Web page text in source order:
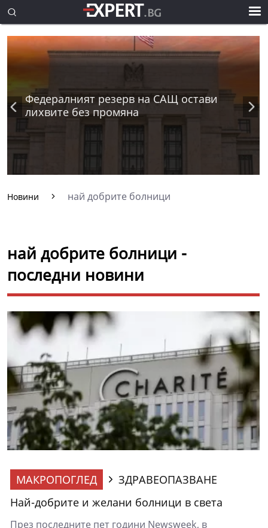
Федералният резерв на САЩ остави
лихвите без промяна
Новини най добрите болници
най добрите болници -
последни новини
МАКРОПОГЛЕД
ЗДРАВЕОПАЗВАНЕ
Най-добрите и желани болници в света
През последните пет години Newsweek, в